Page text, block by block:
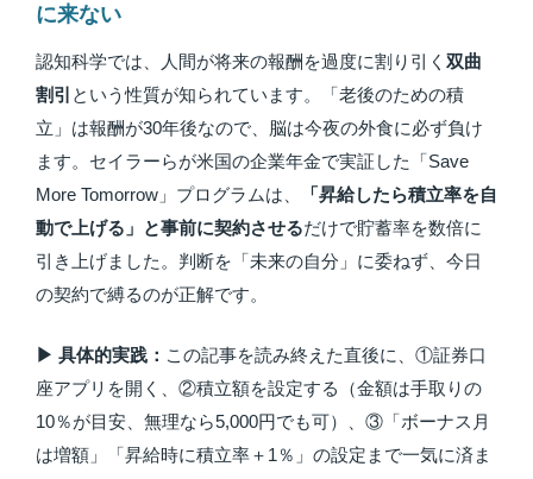
に来ない
認知科学では、人間が将来の報酬を過度に割り引く 双曲
割引 という性質が知られています。「老後のための積
立」は報酬が30年後なので、脳は今夜の外食に必ず負け
ます。セイラーらが米国の企業年金で実証した「Save
More Tomorrow」プログラムは、
「昇給したら積立率を自
動で上げる」と事前に契約させるだけで貯蓄率を数倍に
引き上げました。判断を「未来の自分」に委ねず、今日
の契約で縛るのが正解です。
▶ 具体的実践： この記事を読み終えた直後に、①証券口
座アプリを開く、②積立額を設定する（金額は手取りの
10％が目安、無理なら5,000円でも可）、③「ボーナス月
は増額」「昇給時に積立率＋1％」の設定まで一気に済ま